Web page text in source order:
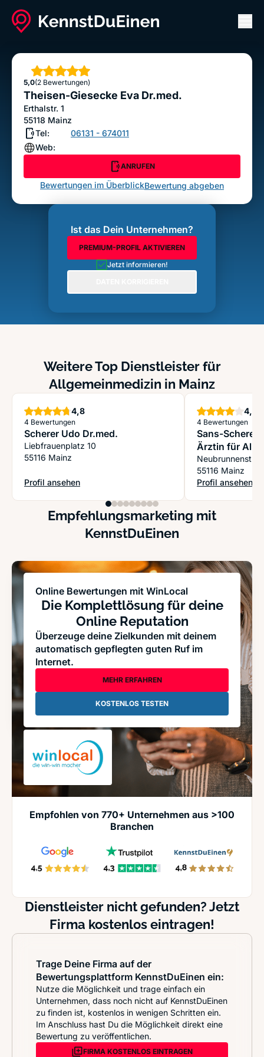
Theisen-Giesecke Eva Dr.med.
5,0
Sterne
(2 Bewertungen)
Theisen-Giesecke Eva Dr.med.
Erthalstr. 1
55118 Mainz
Tel:
06131 - 674011
Web:
ANRUFEN
Bewertungen im ÜberblickBewertung abgeben
Ist das Dein Unternehmen?
PREMIUM-PROFIL AKTIVIEREN
Jetzt informieren!
Weitere Top Dienstleister für
Allgemeinmedizin in Mainz
4,8Sterne
4 Bewertungen
Scherer Udo Dr.med.
Liebfrauenplatz 10
55116 Mainz
Profil ansehen
: Scherer Udo Dr.med.
4,0
4 Bewertungen
Sans-Scherer
Ärztin für
Neubrunnenstr.
55116 Mainz
Profil ansehen
: Sans-Scherer
Empfehlungsmarketing mit
KennstDuEinen
Online Bewertungen mit WinLocal
Die Komplettlösung für deine
Online Reputation
Überzeuge deine Zielkunden mit deinem
automatisch gepflegten guten Ruf im
Internet.
MEHR ERFAHREN
KOSTENLOS TESTEN
Empfohlen von 770+ Unternehmen aus >100
Branchen
Dienstleister nicht gefunden? Jetzt
Firma kostenlos eintragen!
Trage Deine Firma auf der
Bewertungsplattform KennstDuEinen ein:
Nutze die Möglichkeit und trage einfach ein
Unternehmen, dass noch nicht auf KennstDuEinen
zu finden ist, kostenlos in wenigen Schritten ein.
Im Anschluss hast Du die Möglichkeit direkt eine
Bewertung zu veröffentlichen.
FIRMA KOSTENLOS EINTRAGEN